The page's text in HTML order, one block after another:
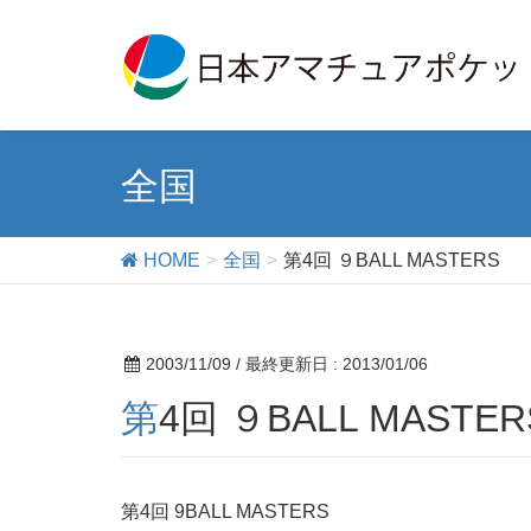
全国
HOME 全国 第4回 ９BALL MASTERS
2003/11/09 / 最終更新日 : 2013/01/06
第4回 ９BALL
第4回 9BALL MASTERS